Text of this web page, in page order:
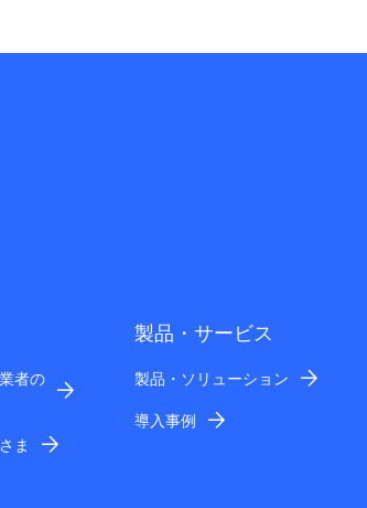
者の
ま
製品・サービス
製品・ソリューション
導入事例